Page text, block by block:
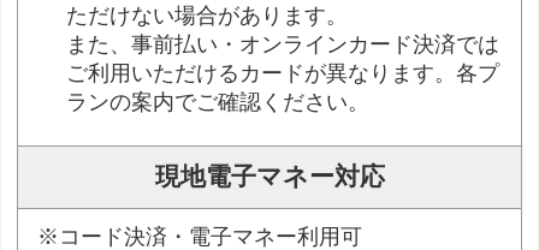
ただけない場合があります。
また、事前払い・オンラインカード決済では
ご利用いただけるカードが異なります。各プ
ランの案内でご確認ください。
現地電子マネー対応
※コード決済・電子マネー利用可